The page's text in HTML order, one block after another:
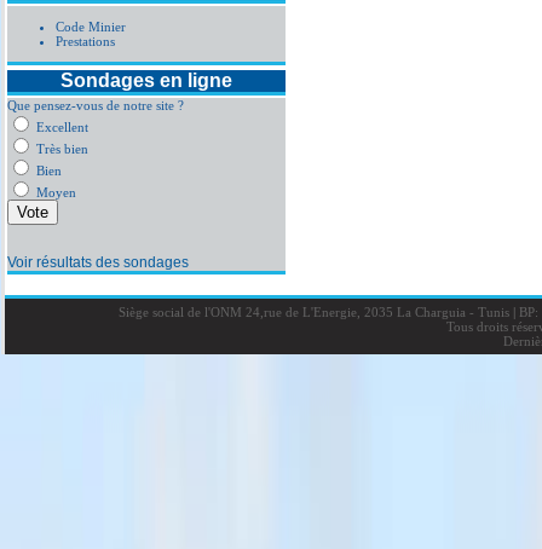
Code Minier
Prestations
Sondages en ligne
Que pensez-vous de notre site ?
Excellent
Très bien
Bien
Moyen
Voir résultats des sondages
Siège social de l'ONM 24,rue de L'Energie, 2035 La Charguia - Tunis |BP:
Tous droits